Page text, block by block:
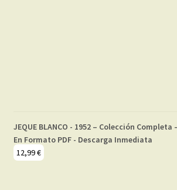
JEQUE BLANCO - 1952 – Colección Completa
En Formato PDF - Descarga Inmediata
12,99€